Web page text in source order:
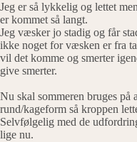
Jeg er så lykkelig og lettet
er kommet så langt.
Jeg væsker jo stadig og får
ikke noget for væsken er fra
vil det komme og smerter
give smerter.
Nu skal sommeren bruges på
rund/kageform så kroppen
Selvfølgelig med de
lige nu.